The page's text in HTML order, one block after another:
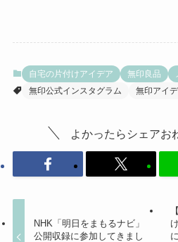
自宅の片付けアイデア 無印良品
無印公式インスタグラム
無印アイ
よかったらシェアお
NHK「明日をまもるナビ」
公開収録に参加してきまし